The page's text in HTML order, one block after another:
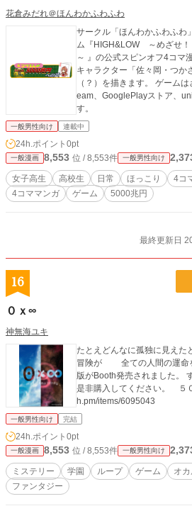
花倉みだれ＠ほんわかふわふわ
サークル「ほんわかふわふわ
ム『HIGH&LOW ～めざせ
～ 』の公式スピンオフ4コマ漫画です。 4コマ
キャラクター「佐々岡・つか
（？）を描きます。 ゲーム
eam、GooglePlayストア、
す。
一般男性向け 連載中
24h.ポイント 0pt
一般漫画 8,553 位 / 8,553件 一般男性向け
女子高生 高校生 日常 ほっこり 4コ
4コママンガ
ゲーム 5000兆円
最終更新日
16
０ｘ∞
神無海ユキ
たとえどんなに孤独に見え
冒険が 全ての人間の運命を変えていく
版がBooth発売されました。
是非購入してください。 ５
h.pm/items/6095043
一般男性向け 完結
24h.ポイント 0pt
一般漫画 8,553 位 / 8,553件 一般男性向け
ミステリー 学園 ループ ゲーム オカ
ファンタジー